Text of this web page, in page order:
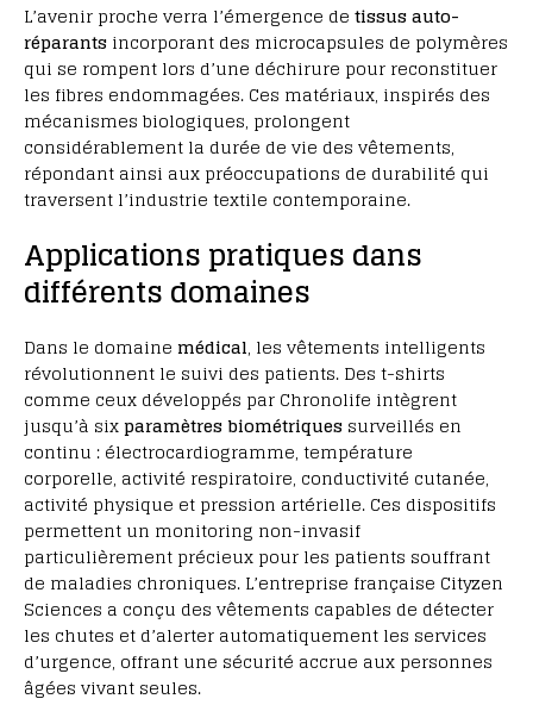
L’avenir proche verra l’émergence de tissus auto-
réparants incorporant des microcapsules de polymères
qui se rompent lors d’une déchirure pour reconstituer
les fibres endommagées. Ces matériaux, inspirés des
mécanismes biologiques, prolongent
considérablement la durée de vie des vêtements,
répondant ainsi aux préoccupations de durabilité qui
traversent l’industrie textile contemporaine.
Applications pratiques dans
différents domaines
Dans le domaine médical, les vêtements intelligents
révolutionnent le suivi des patients. Des t-shirts
comme ceux développés par Chronolife intègrent
jusqu’à sixparamètres biométriques surveillés en
continu : électrocardiogramme, température
corporelle, activité respiratoire, conductivité cutanée,
activité physique et pression artérielle. Ces dispositifs
permettent un monitoring non-invasif
particulièrement précieux pour les patients souffrant
de maladies chroniques. L’entreprise française Cityzen
Sciences a conçu des vêtements capables de détecter
les chutes et d’alerter automatiquement les services
d’urgence, offrant une sécurité accrue aux personnes
âgées vivant seules.